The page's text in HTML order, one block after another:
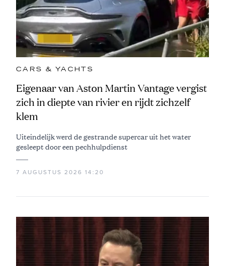
CARS & YACHTS
Eigenaar van Aston Martin Vantage vergist
zich in diepte van rivier en rijdt zichzelf
klem
Uiteindelijk werd de gestrande supercar uit het water
gesleept door een pechhulpdienst
7 AUGUSTUS 2026 14:20